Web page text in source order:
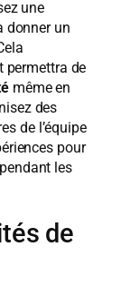
une
donner un
permettra de
même en
des
de l’équipe
pour
les
de